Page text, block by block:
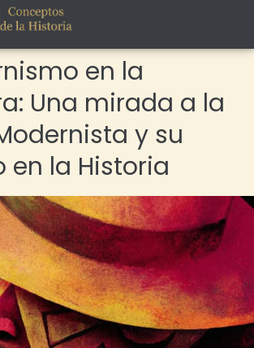
en la
Una mirada a la
y su
la Historia